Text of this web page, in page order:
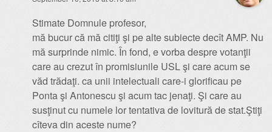
Stimate Domnule profesor,
mă bucur că mă citiţi şi pe alte subiecte decît AMP. Nu
mă surprinde nimic. În fond, e vorba despre votanţii
care au crezut în promisiunile USL şi care acum se
văd trădaţi. ca unii intelectuali care-i glorificau pe
Ponta şi Antonescu şi acum tac jenaţi. Şi care au
susţinut cu numele lor tentativa de lovitură de stat.Ştiţi
cîteva din aceste nume?